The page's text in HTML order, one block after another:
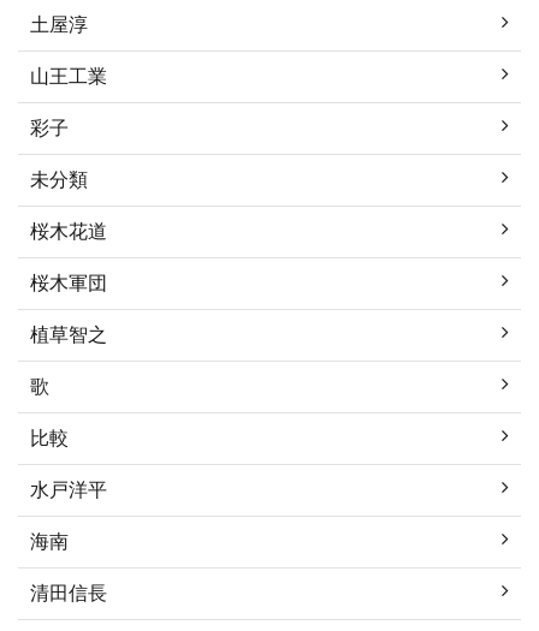
土屋淳
山王工業
彩子
未分類
桜木花道
桜木軍団
植草智之
歌
比較
水戸洋平
海南
清田信長